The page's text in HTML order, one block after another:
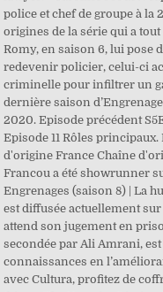
police et chef de groupe à la
origines de la série qui a
Romy, en saison 6, lui pose
redevenir policier, celui-ci
criminelle pour infiltrer un
dernière saison
2020. Episode précédent
Episode 11 Rôles
d'origine France Chaîne
Francou a été showrunner
Engrenages (saison 8) | La
est diffusée actuellement sur
attend son jugement en
secondée par Ali Amrani,
connaissances en
avec Cultura, profitez de